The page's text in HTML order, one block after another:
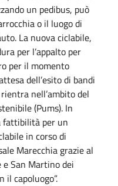
un pedibus, può
o il luogo di
La nuova ciclabile,
per l’appalto per
per il momento
dell’esito di bandi
nell’ambito del
(Pums). In
fattibilità per un
in corso di
Marecchia grazie al
e San Martino dei
capoluogo”.